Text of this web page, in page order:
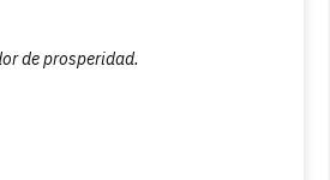
de prosperidad.